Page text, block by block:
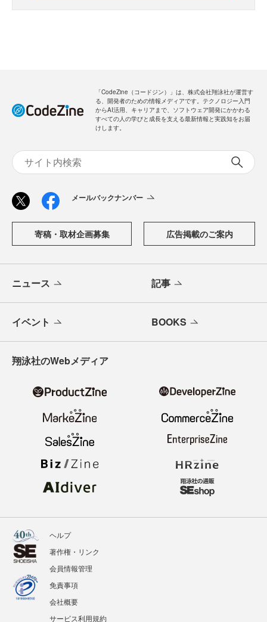
「CodeZine（コードジン）」は、株式会社翔泳社が運営す
る、開発者のための情報メディアです。テクノロジー入門
からAI活用、キャリアまで、ソフトウェア開発にかかわる
すべての人の学びと成長を支える最新情報と実践知をお届
けします。
メールバックナンバー
寄稿・取材企画募集 広告掲載のご案内
ニュース 記事
イベント BOOKS
翔泳社のWebメディア
ヘルプ
著作権・リンク
会員情報管理
免責事項
会社概要
サービス利用規約